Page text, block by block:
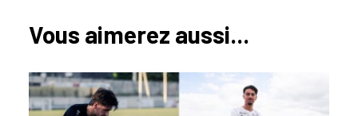
Vous aimerez aussi...